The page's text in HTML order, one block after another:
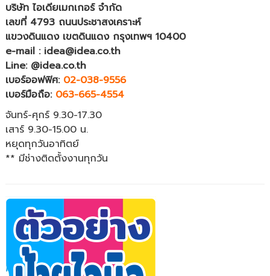
บริษัท ไอเดียเมกเกอร์ จำกัด
เลขที่ 4793 ถนนประชาสงเคราะห์
แขวงดินแดง เขตดินแดง กรุงเทพฯ 10400
e-mail : idea@idea.co.th
Line: @idea.co.th
เบอร์ออฟฟิศ: 02-038-9556
เบอร์มือถือ: 063-665-4554
จันทร์-ศุกร์ 9.30-17.30
เสาร์ 9.30-15.00 น.
หยุดทุกวันอาทิตย์
** มีช่างติดตั้งงานทุกวัน